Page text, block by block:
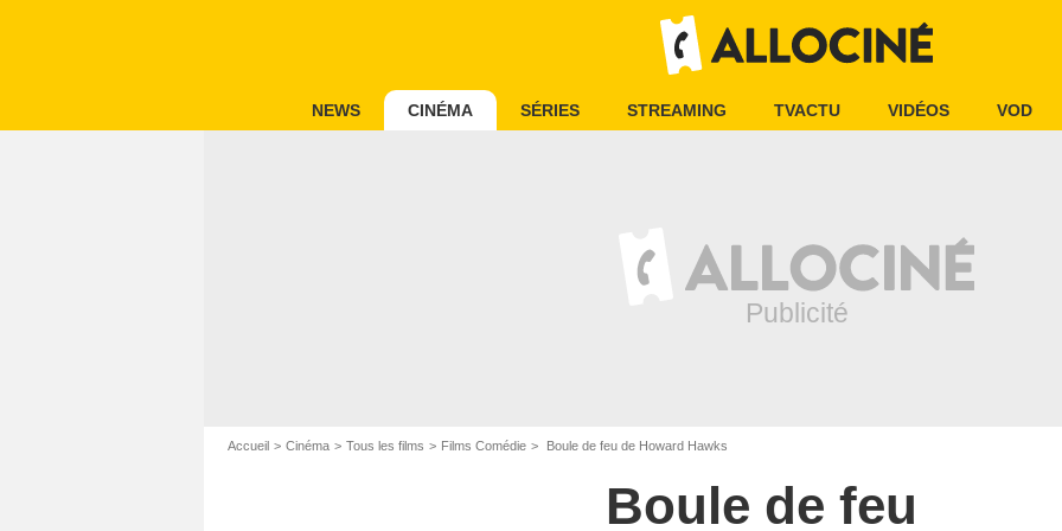
NEWS CINÉMA SÉRIES STREAMING TVACTU VIDÉOS VOD
Accueil Cinéma Tous les films Films Comédie Boule de feu de Howard Hawks
Boule de feu